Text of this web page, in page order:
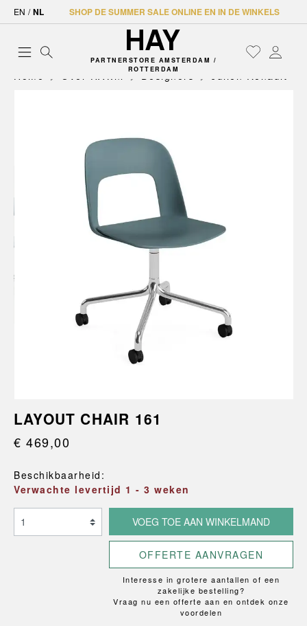
EN / NL SHOP DE SUMMER SALE ONLINE EN IN DE WINKELS
PARTNERSTORE AMSTERDAM /
ROTTERDAM
Home Over HAY.nl Designers Julien Renault
LAYOUT CHAIR 161
€ 469,00
Beschikbaarheid:
Verwachte levertijd 1 - 3 weken
VOEG TOE AAN WINKELMAND
OFFERTE AANVRAGEN
Interesse in grotere aantallen of een
zakelijke bestelling?
Vraag nu een offerte aan en ontdek onze
voordelen